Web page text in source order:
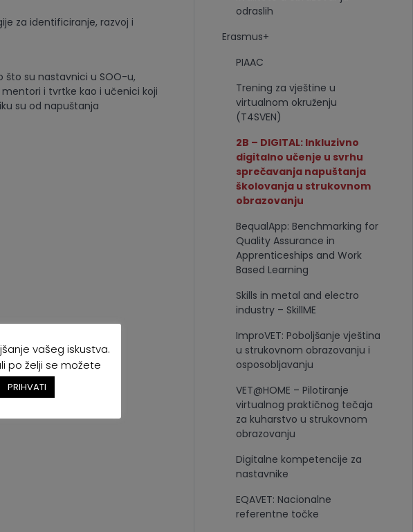
za identificiranje, razvoj i
što su nastavnici u SOO-u,
i tvrtke kao i učenici koji
su od napuštanja
odraslih
Erasmus+
PIAAC
Trening za vještine u
virtualnom okruženju
(T4SVEN)
2B – DIGITAL: Inkluzivno
digitalno učenje u svrhu
sprečavanja napuštanja
školovanja u strukovnom
obrazovanju
BequalApp: Benchmarking for
Quality Assurance in
Apprenticeships and Work
Based Learning
Skills in metal and electro
industry – SkillME
ImproVET: Poboljšanje vještina
u strukovnom obrazovanju i
osposobljavanju
VET@HOME – Pilotiranje
virtualnog praktičnog tečaja
za kuharstvo u strukovnom
obrazovanju
Digitalne kompetencije za
nastavnike
EQAVET: Nacionalne
referentne točke
vašeg iskustva.
po želji se možete
PRIHVATI